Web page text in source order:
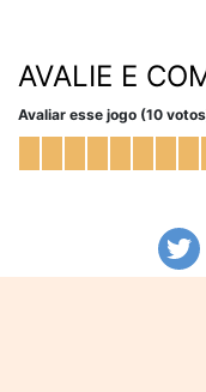
AVALIE E
Avaliar esse jogo (10